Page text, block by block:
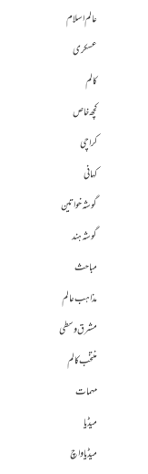
عالم اسلام
عسکری
کالم
کچھ خاص
کراچی
کہانی
گوشہ خواتین
گوشہ ہند
مباحث
مذاہب عالم
مشرق وسطی
منتخب کالم
مہمات
میڈیا
میڈیا واچ